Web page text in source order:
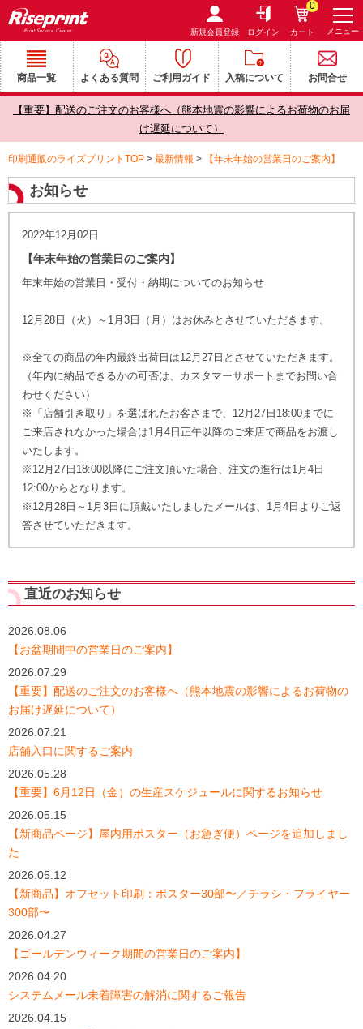
新規会員登録 ログイン カート
0
メニュー
商品一覧 よくある質問 ご利用ガイド 入稿について お問合せ
【重要】配送のご注文のお客様へ（熊本地震の影響によるお荷物のお届
け遅延について）
印刷通販のライズプリントTOP > 最新情報 > 【年末年始の営業日のご案内】
お知らせ
2022年12月02日
【年末年始の営業日のご案内】
年末年始の営業日・受付・納期についてのお知らせ
12月28日（火）～1月3日（月）はお休みとさせていただきます。
※全ての商品の年内最終出荷日は12月27日とさせていただきます。
（年内に納品できるかの可否は、カスタマーサポートまでお問い合
わせください）
※「店舗引き取り」を選ばれたお客さまで、12月27日18:00までに
ご来店されなかった場合は1月4日正午以降のご来店で商品をお渡し
いたします。
※12月27日18:00以降にご注文頂いた場合、注文の進行は1月4日
12:00からとなります。
※12月28日～1月3日に頂戴いたしましたメールは、1月4日よりご返
答させていただきます。
直近のお知らせ
2026.08.06
【お盆期間中の営業日のご案内】
2026.07.29
【重要】配送のご注文のお客様へ（熊本地震の影響によるお荷物の
お届け遅延について）
2026.07.21
店舗入口に関するご案内
2026.05.28
【重要】6月12日（金）の生産スケジュールに関するお知らせ
2026.05.15
【新商品ページ】屋内用ポスター（お急ぎ便）ページを追加しまし
た
2026.05.12
【新商品】オフセット印刷：ポスター30部〜／チラシ・フライヤー
300部〜
2026.04.27
【ゴールデンウィーク期間の営業日のご案内】
2026.04.20
システムメール未着障害の解消に関するご報告
2026.04.15